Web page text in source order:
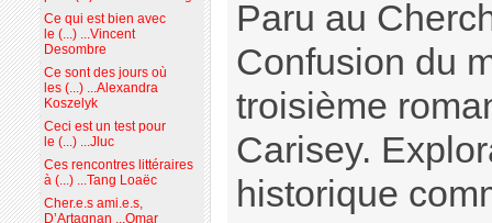
Paru au
Confusion du
troisième
Carisey.
historique
Ce qui est bien avec
le (...) ...Vincent
Desombre
Ce sont des jours où
les (...) ...Alexandra
Koszelyk
Ceci est un test pour
le (...) ...Jluc
Ces rencontres littéraires
à (...) ...Tang Loaëc
Cher.e.s ami.e.s,
D’Artagnan ...Omar